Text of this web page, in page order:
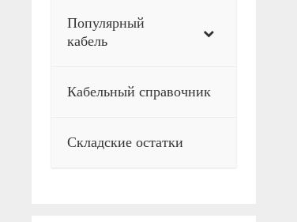
Популярный
кабель
Кабельный справочник
Складские остатки